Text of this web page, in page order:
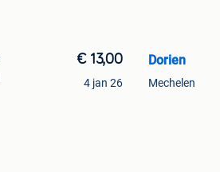
€ 13,00
4 jan 26
Dorien
Mechelen